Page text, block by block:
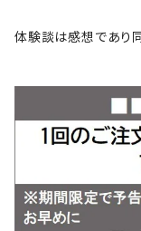
体験談は感想であり